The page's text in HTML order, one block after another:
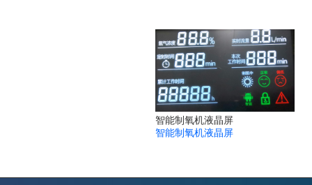
智能制氧机液晶屏
智能制氧机液晶屏